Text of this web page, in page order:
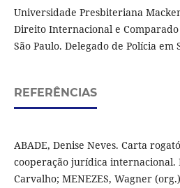
Universidade Presbiteriana
Direito Internacional e
São Paulo. Delegado de Polícia em
REFERÊNCIAS
ABADE, Denise Neves. Carta
cooperação jurídica internacional.
Carvalho; MENEZES, Wagner